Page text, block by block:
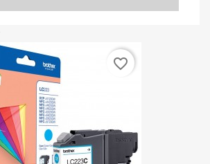
favorite_border